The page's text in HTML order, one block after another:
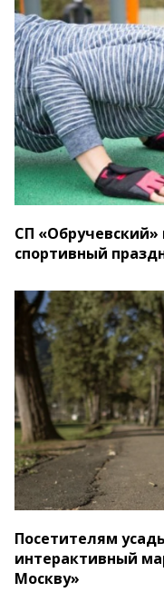
СП «Обручевский»
спортивный
Посетителям
интерактивный
Москву»